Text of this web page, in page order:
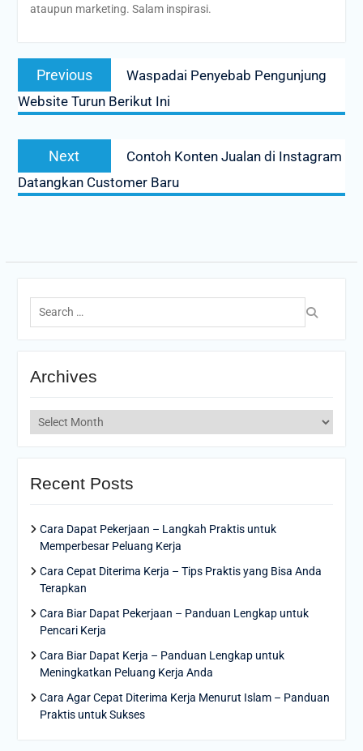
ataupun marketing. Salam inspirasi.
Post
navigation
Previous
post:
Waspadai Penyebab Pengunjung
Website Turun Berikut Ini
Next
post:
Contoh Konten Jualan di Instagram
Datangkan Customer Baru
Search
for:
Archives
Archives
Recent Posts
Cara Dapat Pekerjaan – Langkah Praktis untuk
Memperbesar Peluang Kerja
Cara Cepat Diterima Kerja – Tips Praktis yang Bisa Anda
Terapkan
Cara Biar Dapat Pekerjaan – Panduan Lengkap untuk
Pencari Kerja
Cara Biar Dapat Kerja – Panduan Lengkap untuk
Meningkatkan Peluang Kerja Anda
Cara Agar Cepat Diterima Kerja Menurut Islam – Panduan
Praktis untuk Sukses